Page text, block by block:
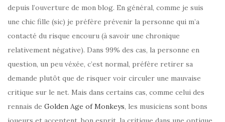
depuis l’ouverture de mon blog. En général, comme je suis
une chic fille (sic) je préfère prévenir la personne qui m’a
contacté du risque encouru (à savoir une chronique
relativement négative). Dans 99% des cas, la personne en
question, un peu véxée, c’est normal, préfère retirer sa
demande plutôt que de risquer voir circuler une mauvaise
critique sur le net. Mais dans certains cas, comme celui des
rennais de Golden Age of Monkeys, les musiciens sont bons